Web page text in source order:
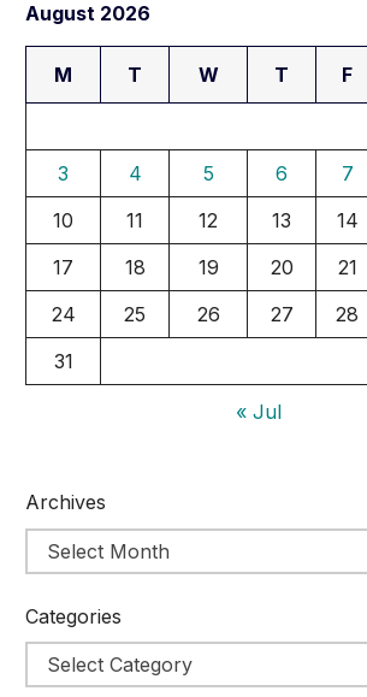
August 2026
M T W T F
3
4 5 6 7
10
11 12 13 14
17
18 19 20 21
24
25 26 27 28
31
« Jul
Archives
Categories